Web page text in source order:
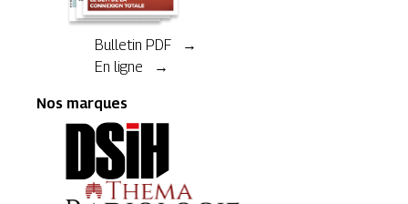
Bulletin PDF →
En ligne →
Nos marques